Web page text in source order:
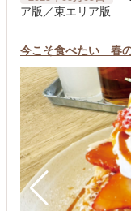
ア版／東エリア版
今こそ食べたい 春